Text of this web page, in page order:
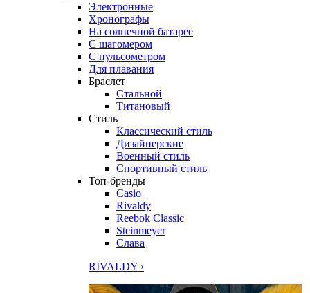
Электронные
Хронографы
На солнечной батарее
С шагомером
С пульсометром
Для плавания
Браслет
Стальной
Титановый
Стиль
Классический стиль
Дизайнерские
Военный стиль
Спортивный стиль
Топ-бренды
Casio
Rivaldy
Reebok Classic
Steinmeyer
Слава
RIVALDY ›